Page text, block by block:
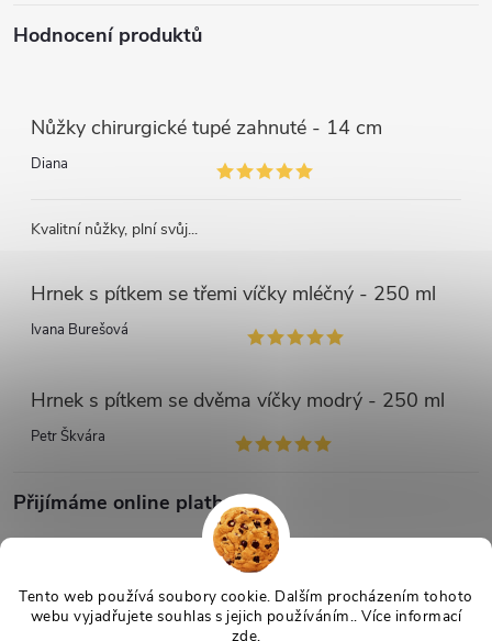
Tento web používá soubory cookie. Dalším procházením tohoto
webu vyjadřujete souhlas s jejich používáním.. Více informací
zde.
Hodnocení produktů
Nůžky chirurgické tupé zahnuté - 14 cm
Diana
Kvalitní nůžky, plní svůj...
Hrnek s pítkem se třemi víčky mléčný - 250 ml
Ivana Burešová
Hrnek s pítkem se dvěma víčky modrý - 250 ml
Petr Škvára
Přijímáme online platby